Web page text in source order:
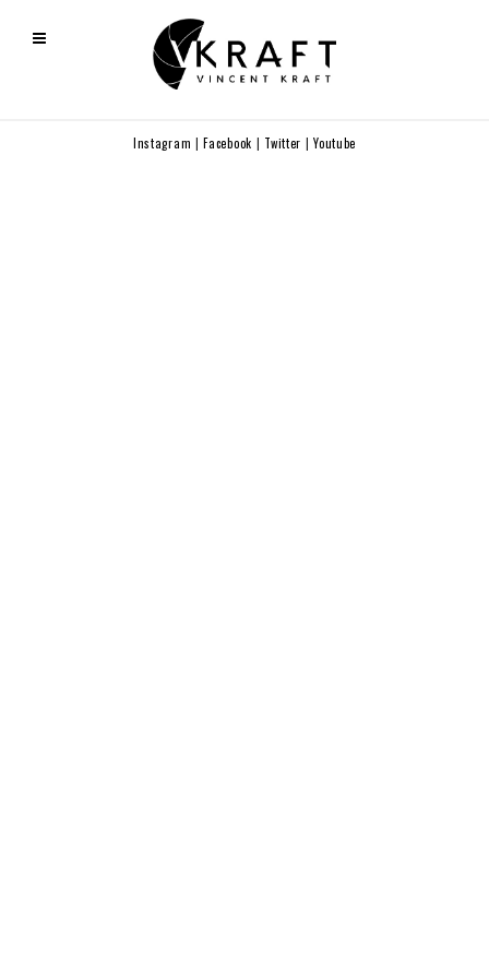
Instagram |Facebook | Twitter |Youtube